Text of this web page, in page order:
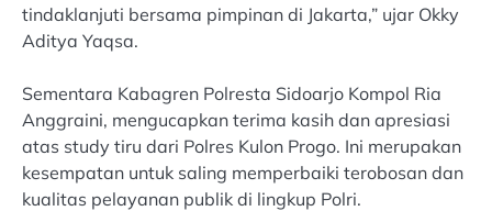
tindaklanjuti bersama pimpinan di Jakarta,” ujar Okky
Aditya Yaqsa.
Sementara Kabagren Polresta Sidoarjo Kompol Ria
Anggraini, mengucapkan terima kasih dan apresiasi
atas study tiru dari Polres Kulon Progo. Ini merupakan
kesempatan untuk saling memperbaiki terobosan dan
kualitas pelayanan publik di lingkup Polri.